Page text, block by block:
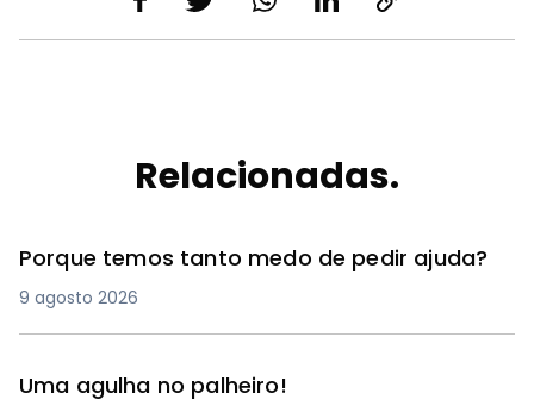
Relacionadas.
Porque temos tanto medo de pedir ajuda?
9 agosto 2026
Uma agulha no palheiro!